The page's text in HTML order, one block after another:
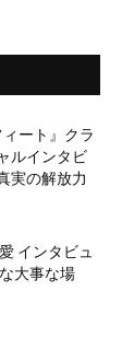
ィート』クラ
ルインタビ
実の解放力
インタビュ
大事な場